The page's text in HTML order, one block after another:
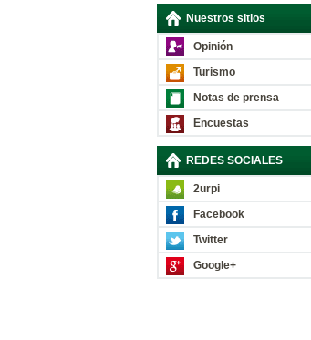
Nuestros sitios
Opinión
Turismo
Notas de prensa
Encuestas
REDES SOCIALES
2urpi
Facebook
Twitter
Google+